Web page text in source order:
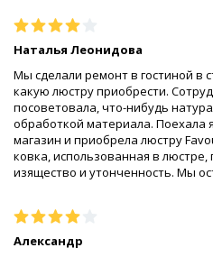
Наталья Леонидова
Мы сделали ремонт в гостиной в
какую люстру приобрести.
посоветовала, что-нибудь
обработкой материала. Поехала
магазин и приобрела люстру
ковка, использованная в
изящество и утонченность. Мы
Александр